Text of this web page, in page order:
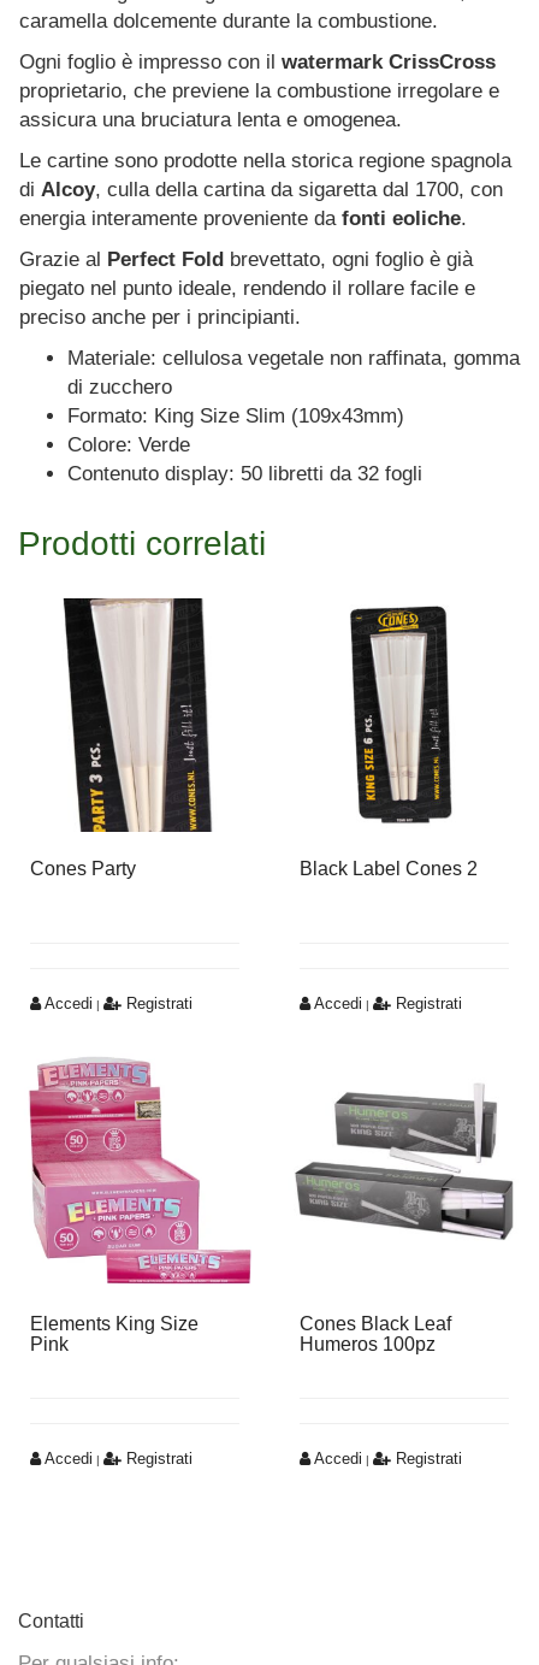
caramella dolcemente durante la combustione.
Ogni foglio è impresso con il watermark CrissCross
proprietario, che previene la combustione irregolare e
assicura una bruciatura lenta e omogenea.
Le cartine sono prodotte nella storica regione spagnola
di Alcoy, culla della cartina da sigaretta dal 1700, con
energia interamente proveniente da fonti eoliche.
Grazie al Perfect Fold brevettato, ogni foglio è già
piegato nel punto ideale, rendendo il rollare facile e
preciso anche per i principianti.
Materiale: cellulosa vegetale non raffinata, gomma
di zucchero
Formato: King Size Slim (109x43mm)
Colore: Verde
Contenuto display: 50 libretti da 32 fogli
Prodotti correlati
Cones Party
Accedi | Registrati
Black Label Cones 2
Accedi | Registrati
Elements King Size
Pink
Accedi | Registrati
Cones Black Leaf
Humeros 100pz
Accedi | Registrati
Contatti